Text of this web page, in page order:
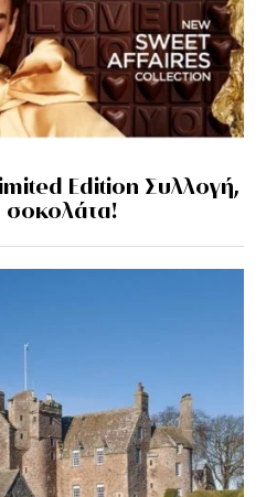
Edition Συλλογή,
σοκολάτα!